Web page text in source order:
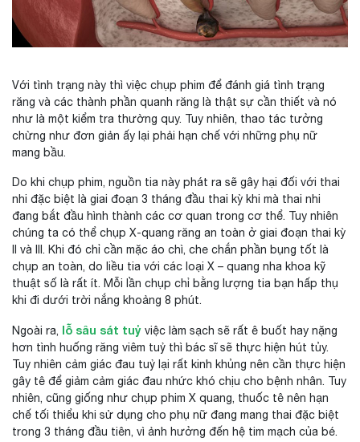
Với tình trạng này thì việc chụp phim để đánh giá tình trạng
răng và các thành phần quanh răng là thật sự cần thiết và nó
như là một kiểm tra thường quy. Tuy nhiên, thao tác tưởng
chừng như đơn giản ấy lại phải hạn chế với những phụ nữ
mang bầu.
Do khi chụp phim, nguồn tia này phát ra sẽ gây hại đối với thai
nhi đặc biệt là giai đoạn 3 tháng đầu thai kỳ khi mà thai nhi
đang bắt đầu hình thành các cơ quan trong cơ thể. Tuy nhiên
chúng ta có thể chụp X-quang răng an toàn ở giai đoạn thai kỳ
II và III. Khi đó chỉ cần mặc áo chì, che chắn phần bụng tốt là
chụp an toàn, do liều tia với các loại X – quang nha khoa kỹ
thuật số là rất ít. Mỗi lần chụp chỉ bằng lượng tia bạn hấp thụ
khi đi dưới trời nắng khoảng 8 phút.
Ngoài ra, lỗ sâu sát tuỷ việc làm sạch sẽ rất ê buốt hay nặng
hơn tình huống răng viêm tuỷ thì bác sĩ sẽ thực hiện hút tủy.
Tuy nhiên cảm giác đau tuỷ lại rất kinh khủng nên cần thực hiện
gây tê để giảm cảm giác đau nhức khó chịu cho bệnh nhân. Tuy
nhiên, cũng giống như chụp phim X quang, thuốc tê nên hạn
chế tối thiểu khi sử dụng cho phụ nữ đang mang thai đặc biệt
trong 3 tháng đầu tiên, vì ảnh hưởng đến hệ tim mạch của bé.